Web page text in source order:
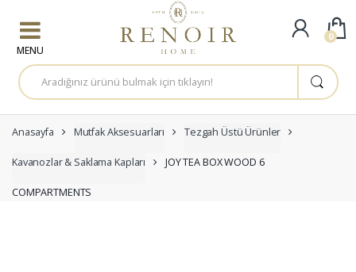
A
r
a
a
:
Anasayfa Mutfak Aksesuarları Tezgah Üstü Ürünler
Kavanozlar & Saklama Kapları JOY TEA BOX WOOD 6
COMPARTMENTS
0